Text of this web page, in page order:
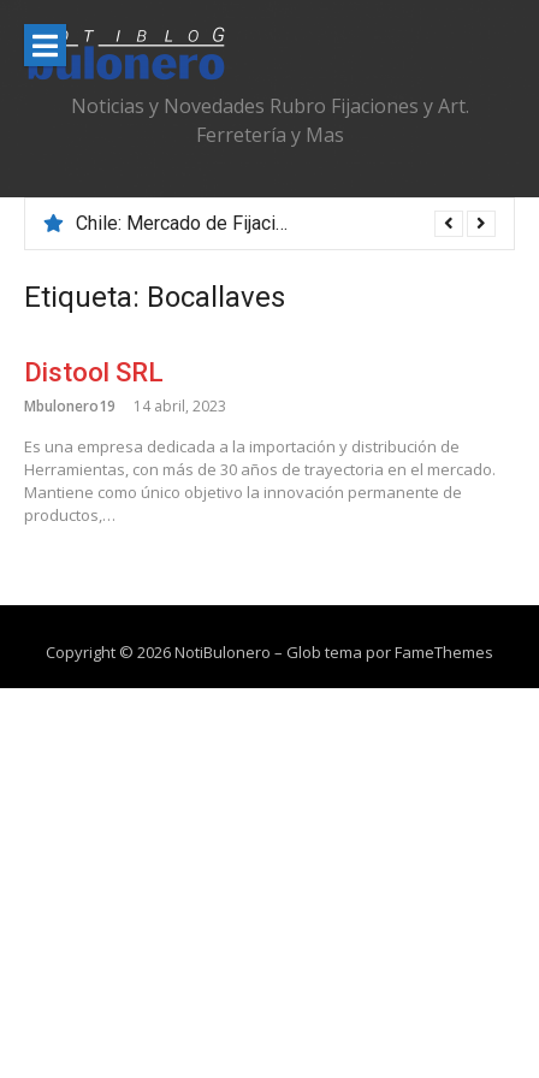
contenido
Noticias y Novedades Rubro Fijaciones y Art.
Ferretería y Mas
Chile: Mercado de Fijaciones & Ferretería que se Adapta, Profesionaliza y Transforma
Etiqueta: Bocallaves
Distool SRL
Mbulonero19 14 abril, 2023
Es una empresa dedicada a la importación y distribución de
Herramientas, con más de 30 años de trayectoria en el mercado.
Mantiene como único objetivo la innovación permanente de
productos,…
Copyright © 2026 NotiBulonero – Glob tema porFameThemes